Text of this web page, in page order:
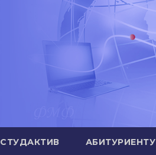
СТУДАКТИВ АБИТУРИЕНТУ